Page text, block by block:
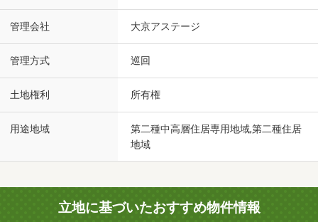
管理会社 大京アステージ
管理方式 巡回
土地権利 所有権
用途地域
第二種中高層住居専用地域,第二種住居
地域
立地に基づいたおすすめ物件情報